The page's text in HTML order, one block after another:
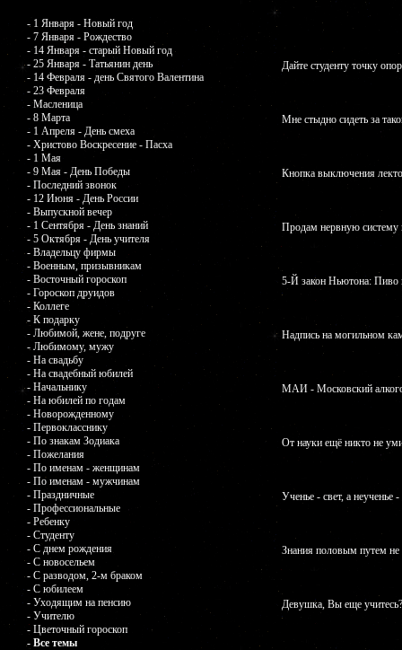
- 1 Января - Новый год
- 7 Января - Рождество
- 14 Января - старый Новый год
- 25 Января - Татьянин день
- 14 Февраля - день Святого Валентина
- 23 Февраля
- Масленица
- 8 Марта
- 1 Апреля - День смеха
- Христово Воскресение - Пасха
- 1 Мая
- 9 Мая - День Победы
- Последний звонок
- 12 Июня - День России
- Выпускной вечер
- 1 Сентября - День знаний
- 5 Октября - День учителя
- Владельцу фирмы
- Военным, призывникам
- Восточный гороскоп
- Гороскоп друидов
- Коллеге
- К подарку
- Любимой, жене, подруге
- Любимому, мужу
- На свадьбу
- На свадебный юбилей
- Начальнику
- На юбилей по годам
- Новорожденному
- Первокласснику
- По знакам Зодиака
- Пожелания
- По именам - женщинам
- По именам - мужчинам
- Праздничные
- Профессиональные
- Ребенку
- Студенту
- С днем рождения
- С новосельем
- С разводом, 2-м браком
- С юбилеем
- Уходящим на пенсию
- Учителю
- Цветочный гороскоп
- Все темы
Дайте студенту точку
Мне стыдно сидеть за
Кнопка выключения
Продам нервную систему
5-Й закон Ньютона: Пиво
Надпись на могильном
МАИ - Московский
От науки ещё никто не
Ученье - свет, а неученье
Знания половым путем не
Девушка, Вы еще